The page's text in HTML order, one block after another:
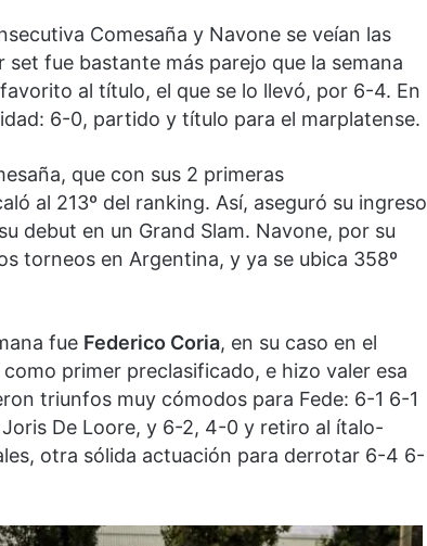
Comesaña y Navone se veían las
fue bastante más parejo que la semana
al título, el que se lo llevó, por 6-4. En
6-0, partido y título para el marplatense.
que con sus 2 primeras
al 213º del ranking. Así, aseguró su ingreso
debut en un Grand Slam. Navone, por su
torneos en Argentina, y ya se ubica 358º
fue Federico Coria, en su caso en el
primer preclasificado, e hizo valer esa
triunfos muy cómodos para Fede: 6-1 6-1
De Loore, y 6-2, 4-0 y retiro al ítalo-
otra sólida actuación para derrotar 6-4 6-